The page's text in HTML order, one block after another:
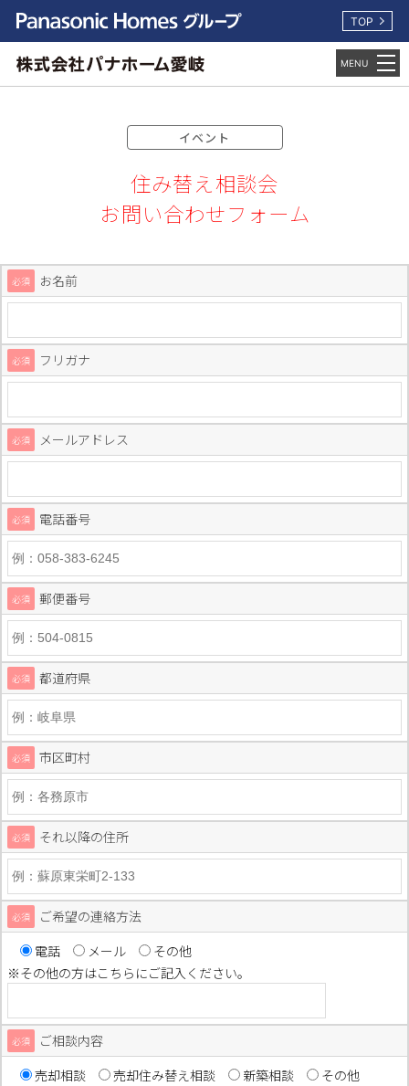
TOP
イベント
住み替え相談会
お問い合わせフォーム
必須 お名前
必須 フリガナ
必須 メールアドレス
必須 電話番号
必須 郵便番号
必須 都道府県
必須 市区町村
必須 それ以降の住所
必須
ご希望の連絡方法
電話
メール
その他
※その他の方はこちらにご記入ください。
必須
ご相談内容
売却相談
売却住み替え相談 新築相談
その他